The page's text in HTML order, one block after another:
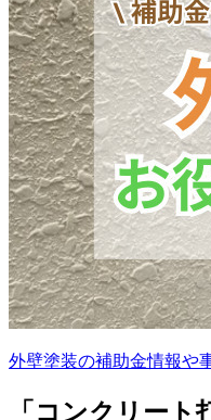
外壁塗装の補助金情報や
「コンクリート